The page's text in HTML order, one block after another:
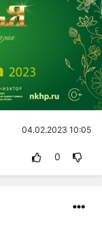
04.02.2023 10:05
0